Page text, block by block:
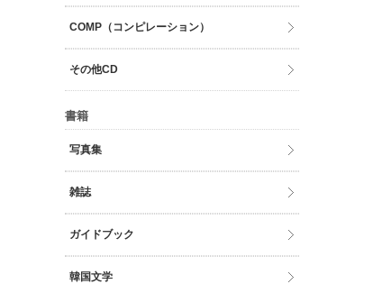
COMP（コンピレーション）
その他CD
書籍
写真集
雑誌
ガイドブック
韓国文学